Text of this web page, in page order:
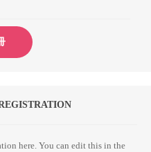
here. You can edit this in the